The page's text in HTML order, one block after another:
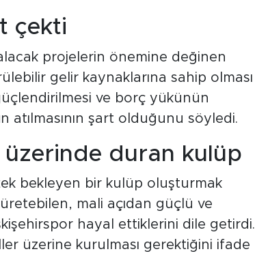
çekti
projelerin önemine değinen
gelir kaynaklarına sahip olması
ve borç yükünün
atılmasının şart olduğunu söyledi.
üzerinde duran kulüp
bekleyen bir kulüp oluşturmak
mali açıdan güçlü ve
hayal ettiklerini dile getirdi.
üzerine kurulması gerektiğini ifade